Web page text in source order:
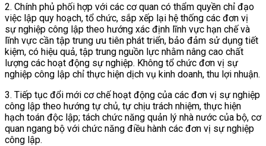
2. Chính phủ phối hợp với các cơ quan có thẩm quyền chỉ đạo
việc lập quy hoạch, tổ chức, sắp xếp lại hệ thống các đơn vị
sự nghiệp công lập theo hướng xác định lĩnh vực hạn chế và
lĩnh vực cần tập trung ưu tiên phát triển, bảo đảm sử dụng tiết
kiệm, có hiệu quả, tập trung nguồn lực nhằm nâng cao chất
lượng các hoạt động sự nghiệp. Không tổ chức đơn vị sự
nghiệp công lập chỉ thực hiện dịch vụ kinh doanh, thu lợi nhuận.
3. Tiếp tục đổi mới cơ chế hoạt động của các đơn vị sự nghiệp
công lập theo hướng tự chủ, tự chịu trách nhiệm, thực hiện
hạch toán độc lập; tách chức năng quản lý nhà nước của bộ, cơ
quan ngang bộ với chức năng điều hành các đơn vị sự nghiệp
công lập.